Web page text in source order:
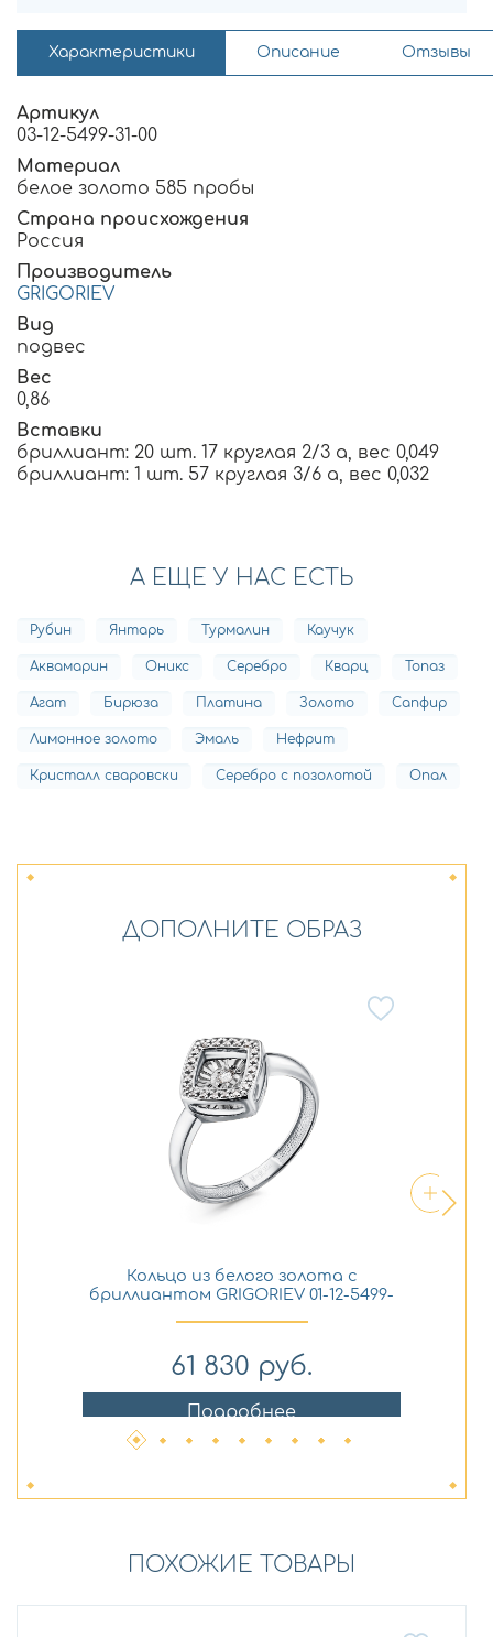
Характеристики Описание Отзывы
Артикул
03-12-5499-31-00
Материал
белое золото 585 пробы
Страна происхождения
Россия
Производитель
GRIGORIEV
Вид
подвес
Вес
0,86
Вставки
бриллиант: 20 шт. 17 круглая 2/3 а, вес 0,049
бриллиант: 1 шт. 57 круглая 3/6 а, вес 0,032
А ЕЩЕ У НАС ЕСТЬ
Рубин Янтарь Турмалин Каучук
Аквамарин Оникс Серебро Кварц Топаз
Агат Бирюза Платина Золото Сапфир
Лимонное золото Эмаль Нефрит
Кристалл сваровски Серебро с позолотой Опал
ДОПОЛНИТЕ ОБРАЗ
Кольцо из белого золота с
бриллиантом GRIGORIEV 01-12-5499-
61 830 руб.
Подробнее
ПОХОЖИЕ ТОВАРЫ